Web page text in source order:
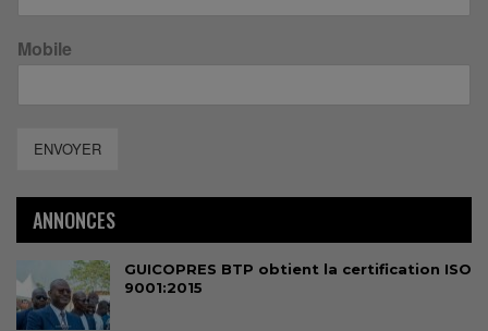
Mobile
ENVOYER
ANNONCES
GUICOPRES BTP obtient la certification ISO
9001:2015